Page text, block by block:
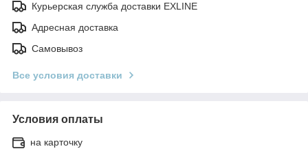
Курьерская служба доставки EXLINE
Адресная доставка
Самовывоз
Все условия доставки
Условия оплаты
на карточку